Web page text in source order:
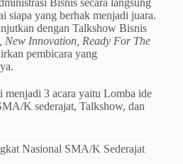
Bisnis secara langsung
siapa yang berhak menjadi juara.
dengan Talkshow Bisnis
New Innovation, Ready For The
pembicara yang
menjadi 3 acara yaitu Lomba ide
K sederajat, Talkshow, dan
Nasional SMA/K Sederajat